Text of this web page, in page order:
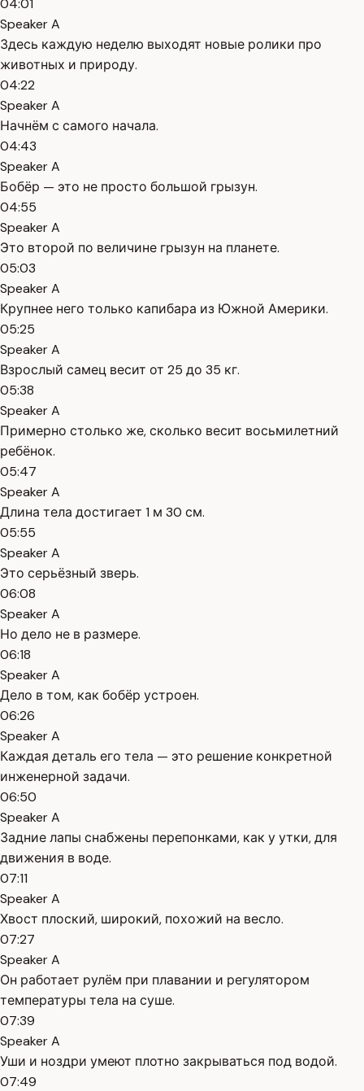
04:01
Speaker A
Здесь каждую неделю выходят новые ролики про
животных и природу.
04:22
Speaker A
Начнём с самого начала.
04:43
Speaker A
Бобёр — это не просто большой грызун.
04:55
Speaker A
Это второй по величине грызун на планете.
05:03
Speaker A
Крупнее него только капибара из Южной Америки.
05:25
Speaker A
Взрослый самец весит от 25 до 35 кг.
05:38
Speaker A
Примерно столько же, сколько весит восьмилетний
ребёнок.
05:47
Speaker A
Длина тела достигает 1 м 30 см.
05:55
Speaker A
Это серьёзный зверь.
06:08
Speaker A
Но дело не в размере.
06:18
Speaker A
Дело в том, как бобёр устроен.
06:26
Speaker A
Каждая деталь его тела — это решение конкретной
инженерной задачи.
06:50
Speaker A
Задние лапы снабжены перепонками, как у утки, для
движения в воде.
07:11
Speaker A
Хвост плоский, широкий, похожий на весло.
07:27
Speaker A
Он работает рулём при плавании и регулятором
температуры тела на суше.
07:39
Speaker A
Уши и ноздри умеют плотно закрываться под водой.
07:49